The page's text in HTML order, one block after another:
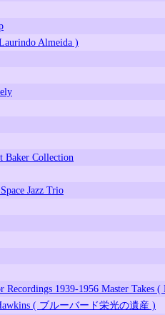
Almeida )
Baker Collection
Jazz Trio
1939-1956 Master Takes (
( ブルーバード栄光の遺産 )